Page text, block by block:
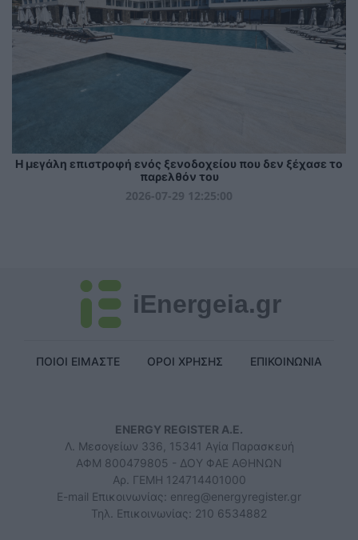
Η μεγάλη επιστροφή ενός ξενοδοχείου που δεν ξέχασε το
παρελθόν του
2026-07-29 12:25:00
iEnergeia.gr
ΠΟΙΟΙ ΕΙΜΑΣΤΕ ΟΡΟΙ ΧΡΗΣΗΣ ΕΠΙΚΟΙΝΩΝΙΑ
ENERGY REGISTER Α.Ε.
Λ. Μεσογείων 336, 15341 Αγία Παρασκευή
ΑΦΜ 800479805 - ΔΟΥ ΦΑΕ ΑΘΗΝΩΝ
Αρ. ΓΕΜΗ 124714401000
E-mail Επικοινωνίας: enreg@energyregister.gr
Τηλ. Επικοινωνίας: 210 6534882